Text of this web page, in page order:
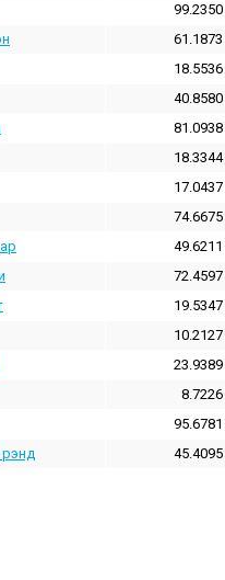
99.2350
61.1873
18.5536
40.8580
81.0938
18.3344
17.0437
74.6675
49.6211
72.4597
19.5347
10.2127
23.9389
8.7226
95.6781
45.4095